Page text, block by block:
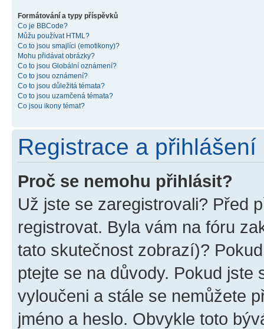
Formátování a typy příspěvků
Co je BBCode?
Můžu používat HTML?
Co to jsou smajlíci (emotikony)?
Mohu přidávat obrázky?
Co to jsou Globální oznámení?
Co to jsou oznámení?
Co to jsou důležitá témata?
Co to jsou uzamčená témata?
Co jsou ikony témat?
Registrace a přihlášení
Proč se nemohu přihlásit?
Už jste se zaregistrovali? Před
registrovat. Byla vám na fóru
tato skutečnost zobrazí)?
ptejte se na důvody. Pokud jste
vyloučeni a stále se nemůžete
jméno a heslo. Obvykle toto